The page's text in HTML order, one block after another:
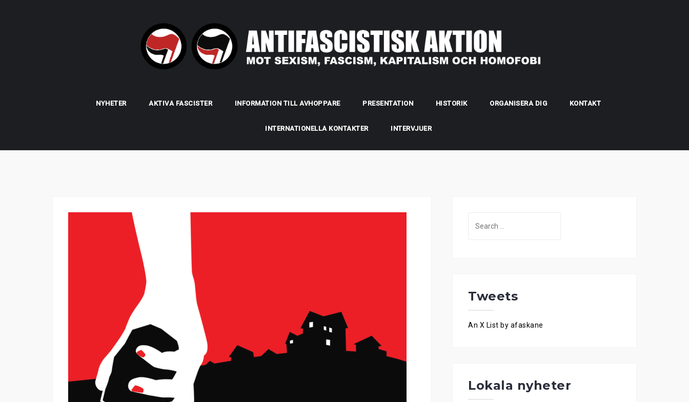
NYHETER AKTIVA FASCISTER INFORMATION TILL AVHOPPARE PRESENTATION HISTORIK ORGANISERA DIG KONTAKT
INTERNATIONELLA KONTAKTER INTERVJUER
Tweets
An X List by afaskane
Lokala nyheter